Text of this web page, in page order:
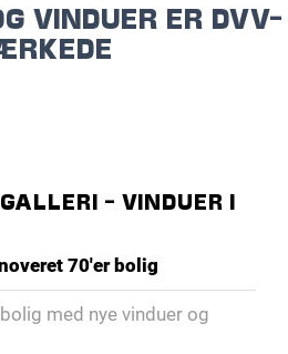
VINDUER ER DVV-
- VINDUER I
70'er bolig
med nye vinduer og